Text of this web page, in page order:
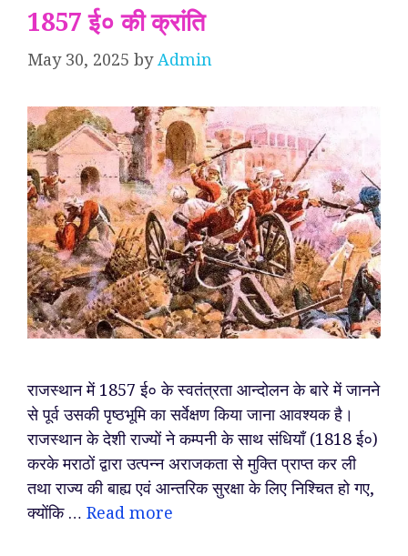
1857 ई० की क्रांति
May 30, 2025 byAdmin
राजस्थान में 1857 ई० के स्वतंत्रता आन्दोलन के बारे में जानने
से पूर्व उसकी पृष्ठभूमि का सर्वेक्षण किया जाना आवश्यक है।
राजस्थान के देशी राज्यों ने कम्पनी के साथ संधियाँ (1818 ई०)
करके मराठों द्वारा उत्पन्न अराजकता से मुक्ति प्राप्त कर ली
तथा राज्य की बाह्य एवं आन्तरिक सुरक्षा के लिए निश्चित हो गए,
क्योंकि … Read more